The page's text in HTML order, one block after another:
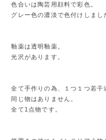
色合いは陶芸用顔料で彩色。
グレー色の濃淡で色付けしまし
釉薬は透明釉薬。
光沢があります。
全て手作りの為、１つ１つ若干
同じ物はありません。
全て1点物です。